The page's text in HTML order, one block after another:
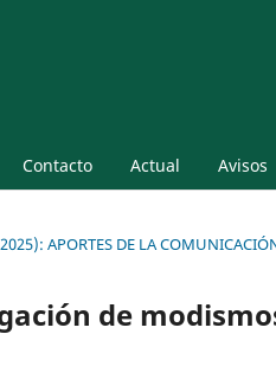
Contacto Actual Avisos
APORTES DE LA
de